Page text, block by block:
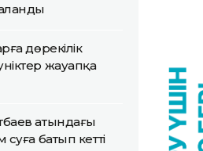
дөрекілік
жауапқа
атындағы
батып кетті